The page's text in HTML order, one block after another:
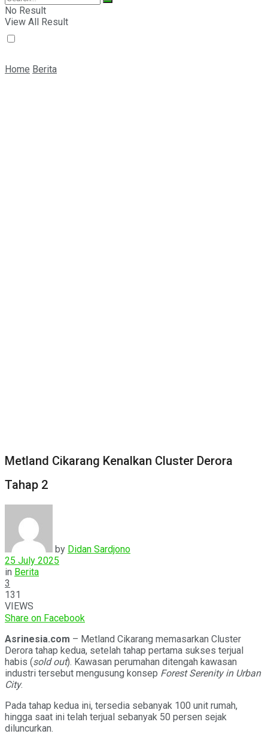
No Result
View All Result
Home Berita
Metland Cikarang Kenalkan Cluster Derora
Tahap 2
by Didan Sardjono
25 July 2025
in Berita
3
131
VIEWS
Share on Facebook
Asrinesia.com – Metland Cikarang memasarkan Cluster
Derora tahap kedua, setelah tahap pertama sukses terjual
habis (sold out). Kawasan perumahan ditengah kawasan
industri tersebut mengusung konsep Forest Serenity in Urban
City.
Pada tahap kedua ini, tersedia sebanyak 100 unit rumah,
hingga saat ini telah terjual sebanyak 50 persen sejak
diluncurkan.